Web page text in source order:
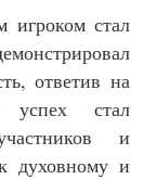
стал
ответив на
успех стал
и
духовному и